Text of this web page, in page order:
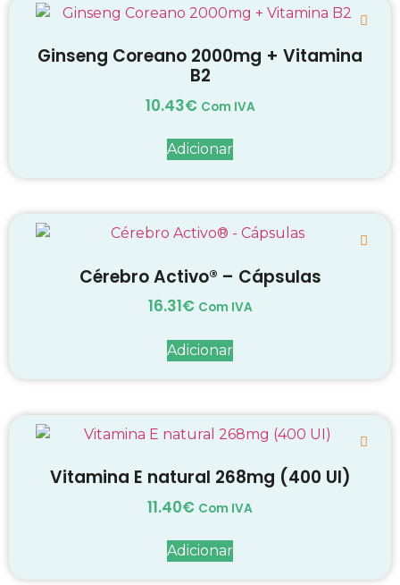
Ginseng Coreano 2000mg + Vitamina
B2
10.43€ Com IVA
Adicionar
Cérebro Activo® – Cápsulas
16.31€ Com IVA
Adicionar
Vitamina E natural 268mg (400 UI)
11.40€ Com IVA
Adicionar